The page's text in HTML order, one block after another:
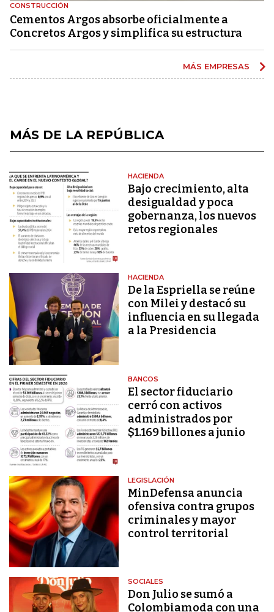
CONSTRUCCIÓN
Cementos Argos absorbe oficialmente a
Concretos Argos y simplifica su estructura
MÁS EMPRESAS
MÁS DE LA REPÚBLICA
HACIENDA
Bajo crecimiento, alta
desigualdad y poca
gobernanza, los nuevos
retos regionales
HACIENDA
De la Espriella se reúne
con Milei y destacó su
influencia en su llegada
a la Presidencia
BANCOS
El sector fiduciario
cerró con activos
administrados por
$1.169 billones a junio
LEGISLACIÓN
MinDefensa anuncia
ofensiva contra grupos
criminales y mayor
control territorial
SOCIALES
Don Julio se sumó a
Colombiamoda con una